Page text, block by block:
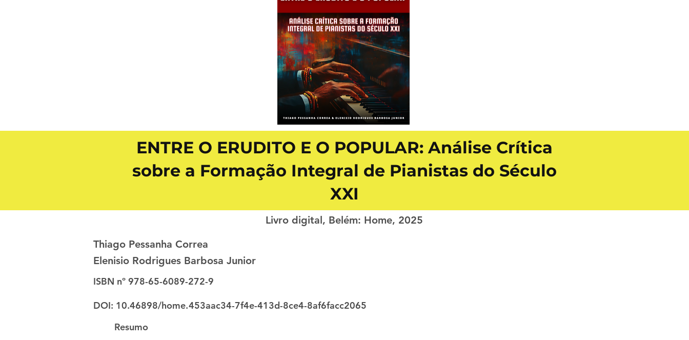
ENTRE O ERUDITO E O POPULAR: Análise Crítica
sobre a Formação Integral de Pianistas do Século
XXI
Livro digital, Belém: Home, 2025
Thiago Pessanha Correa
Elenisio Rodrigues Barbosa Junior
ISBN nº 978-65-6089-272-9
DOI: 10.46898/home.453aac34-7f4e-413d-8ce4-8af6facc2065
Resumo